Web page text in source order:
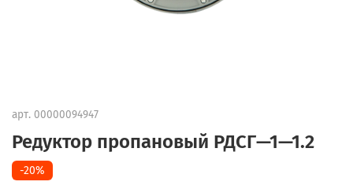
арт. 00000094947
Редуктор пропановый РДСГ—1—1.2
-20%